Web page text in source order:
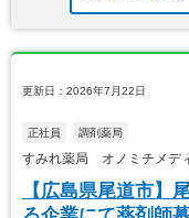
更新日：2026年7月22日
正社員 調剤薬局
すみれ薬局 オノミチメデ
【広島県尾道市】